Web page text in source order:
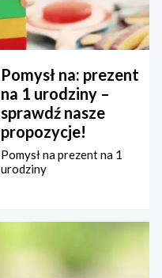
Pomysł na: prezent
na 1 urodziny –
sprawdź nasze
propozycje!
Pomysł na prezent na 1
urodziny